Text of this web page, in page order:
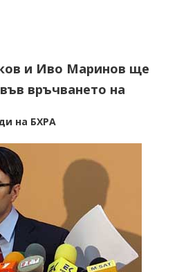
и Иво Маринов ще
връчването на
на БХРА